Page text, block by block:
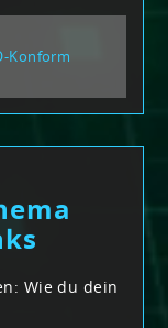
Konform
Wie du dein